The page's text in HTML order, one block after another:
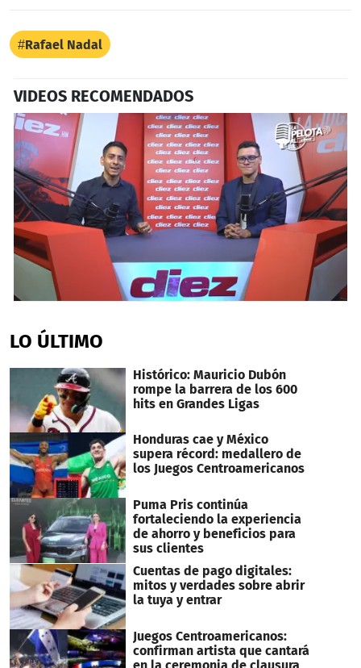
Rafael Nadal
VIDEOS RECOMENDADOS
of
9
49
seconds
LO ÚLTIMO
Histórico: Mauricio Dubón
rompe la barrera de los 600
hits en Grandes Ligas
Honduras cae y México
supera récord: medallero de
los Juegos Centroamericanos
Puma Pris continúa
fortaleciendo la experiencia
de ahorro y beneficios para
sus clientes
Cuentas de pago digitales:
mitos y verdades sobre abrir
la tuya y entrar
Juegos Centroamericanos:
confirman artista que cantará